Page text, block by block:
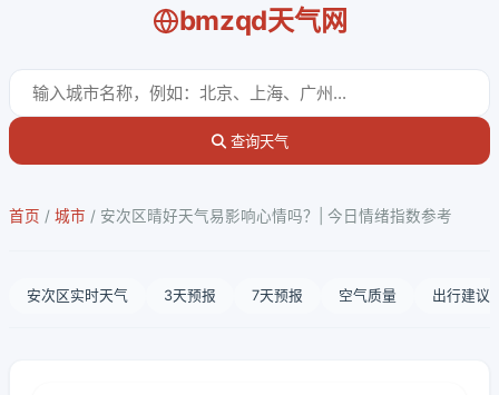
bmzqd天气网
查询天气
首页 / 城市 / 安次区晴好天气易影响心情吗？| 今日情绪指数参考
安次区实时天气 3天预报 7天预报 空气质量 出行建议